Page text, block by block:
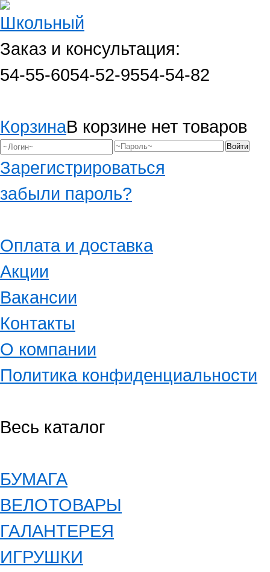
Заказ и консультация:
54-55-6054-52-9554-54-82
КорзинаВ корзине нет товаров
Зарегистрироваться
забыли пароль?
Оплата и доставка
Акции
Вакансии
Контакты
О компании
Политика конфиденциальности
Весь каталог
БУМАГА
ВЕЛОТОВАРЫ
ГАЛАНТЕРЕЯ
ИГРУШКИ